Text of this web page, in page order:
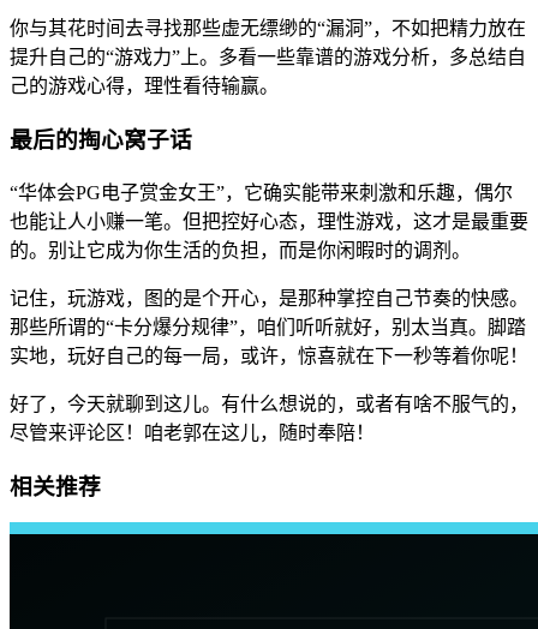
你与其花时间去寻找那些虚无缥缈的“漏洞”，不如把精力放在
提升自己的“游戏力”上。多看一些靠谱的游戏分析，多总结自
己的游戏心得，理性看待输赢。
最后的掏心窝子话
“华体会PG电子赏金女王”，它确实能带来刺激和乐趣，偶尔
也能让人小赚一笔。但把控好心态，理性游戏，这才是最重要
的。别让它成为你生活的负担，而是你闲暇时的调剂。
记住，玩游戏，图的是个开心，是那种掌控自己节奏的快感。
那些所谓的“卡分爆分规律”，咱们听听就好，别太当真。脚踏
实地，玩好自己的每一局，或许，惊喜就在下一秒等着你呢！
好了，今天就聊到这儿。有什么想说的，或者有啥不服气的，
尽管来评论区！咱老郭在这儿，随时奉陪！
相关推荐